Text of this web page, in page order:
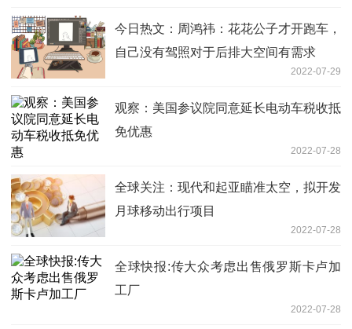
今日热文：周鸿祎：花花公子才开跑车，
自己没有驾照对于后排大空间有需求
2022-07-29
观察：美国参议院同意延长电动车税收抵
免优惠
2022-07-28
全球关注：现代和起亚瞄准太空，拟开发
月球移动出行项目
2022-07-28
全球快报:传大众考虑出售俄罗斯卡卢加
工厂
2022-07-28